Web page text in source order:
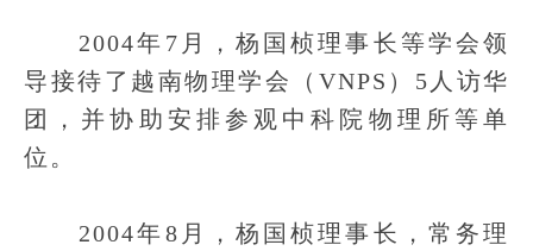
2004年7月，杨国桢理事长等学会领
导接待了越南物理学会（VNPS）5人访华
团，并协助安排参观中科院物理所等单
位。
2004年8月，杨国桢理事长，常务理